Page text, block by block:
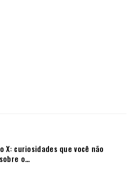
X: curiosidades que você não
o…